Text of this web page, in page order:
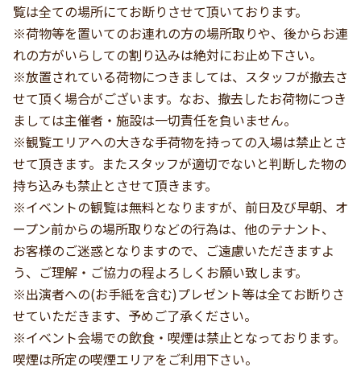
覧は全ての場所にてお断りさせて頂いております。
※荷物等を置いてのお連れの方の場所取りや、後からお連
れの方がいらしての割り込みは絶対にお止め下さい。
※放置されている荷物につきましては、スタッフが撤去さ
せて頂く場合がございます。なお、撤去したお荷物につき
ましては主催者・施設は一切責任を負いません。
※観覧エリアへの大きな手荷物を持っての入場は禁止とさ
せて頂きます。またスタッフが適切でないと判断した物の
持ち込みも禁止とさせて頂きます。
※イベントの観覧は無料となりますが、前日及び早朝、オ
ープン前からの場所取りなどの行為は、他のテナント、
お客様のご迷惑となりますので、ご遠慮いただきますよ
う、ご理解・ご協力の程よろしくお願い致します。
※出演者への(お手紙を含む)プレゼント等は全てお断りさ
せていただきます、予めご了承ください。
※イベント会場での飲食・喫煙は禁止となっております。
喫煙は所定の喫煙エリアをご利用下さい。